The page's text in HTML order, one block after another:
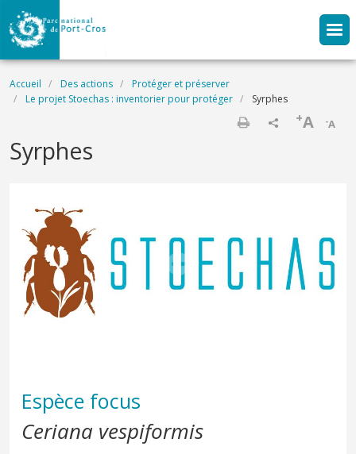
Aller au contenu principal
Fil d'Ariane
Accueil Des actions
Protéger et préserver
Le projet Stoechas : inventorier pour protéger
Syrphes
-A
+A
Syrphes
Espèce focus
Ceriana vespiformis